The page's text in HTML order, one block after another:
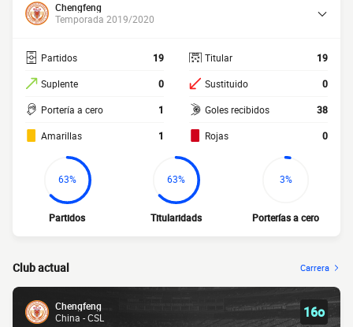
Chengfeng
Temporada 2019/2020
Partidos 19
Suplente 0
Portería a cero 1
Amarillas 1
Titular 19
Sustituido 0
Goles recibidos 38
Rojas 0
63%
Partidos
63%
Titularidads
3%
Porterías a cero
Club actual Carrera
Chengfeng
China - CSL
16o